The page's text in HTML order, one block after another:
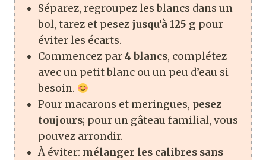
Séparez, regroupez les blancs dans un
bol, tarez et pesez jusqu’à 125 g pour
éviter les écarts.
Commencez par4 blancs, complétez
avec un petit blanc ou un peu d’eau si
besoin.
Pour macarons et meringues, pesez
toujours; pour un gâteau familial, vous
pouvez arrondir.
À éviter: mélanger les calibres sans